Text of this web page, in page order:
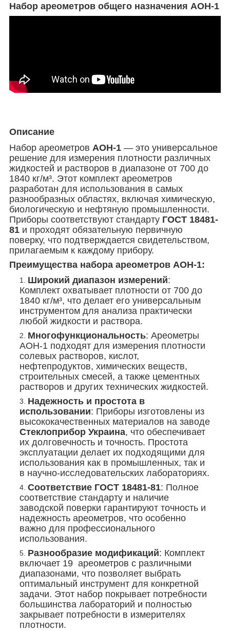
Набор ареометров общего назначения АОН-1
Описание
Набор ареометров АОН-1 — это универсальное
решение для измерения плотности различных
жидкостей и растворов в диапазоне от 700 до
1840 кг/м³. Этот комплект ареометров
разработан для использования в самых
разнообразных областях, включая химическую,
биологическую и нефтяную промышленности.
Приборы соответствуют стандарту ГОСТ 18481-
81 и проходят обязательную первичную
поверку, что подтверждается свидетельством,
прилагаемым к каждому прибору.
Преимущества набора ареометров АОН-1:
Широкий диапазон измерений:
Комплект охватывает плотности от 700 до
1840 кг/м³, что делает его универсальным
инструментом для анализа практически
любой жидкости и раствора.
Многофункциональность: Ареометры
АОН-1 подходят для измерения плотности
солевых растворов, кислот,
нефтепродуктов, химических веществ,
строительных смесей, а также цементных
растворов и других технических жидкостей.
Надежность и простота в
использовании: Приборы изготовлены из
высококачественных материалов на заводе
Стеклоприбор Украина, что обеспечивает
их долговечность и точность. Простота
эксплуатации делает их подходящими для
использования как в промышленных, так и
в научно-исследовательских лабораториях.
Соответствие ГОСТ 18481-81: Полное
соответствие стандарту и наличие
заводской поверки гарантируют точность и
надежность ареометров, что особенно
важно для профессионального
использования.
Разнообразие модификаций: Комплект
включает 19 ареометров с различными
диапазонами, что позволяет выбрать
оптимальный инструмент для конкретной
задачи. Этот набор покрывает потребности
большинства лабораторий и полностью
закрывает потребности в измерителях
плотности.